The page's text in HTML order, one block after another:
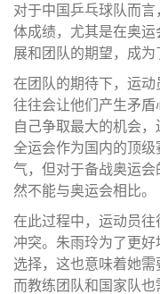
对于中国乒乓球队而
体成绩，尤其是在奥
展和团队的期望，成为
在团队的期待下，运
往往会让他们产生矛
自己争取最大的机会，
全运会作为国内的顶
气，但对于备战奥运
然不能与奥运会相比。
在此过程中，运动员
冲突。朱雨玲为了更
选择，这也意味着她需
而教练团队和国家队